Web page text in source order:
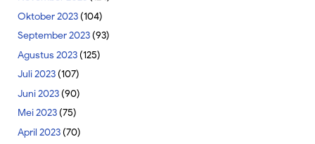
Oktober 2023(104)
September 2023(93)
Agustus 2023(125)
Juli 2023(107)
Juni 2023(90)
Mei 2023(75)
April 2023(70)